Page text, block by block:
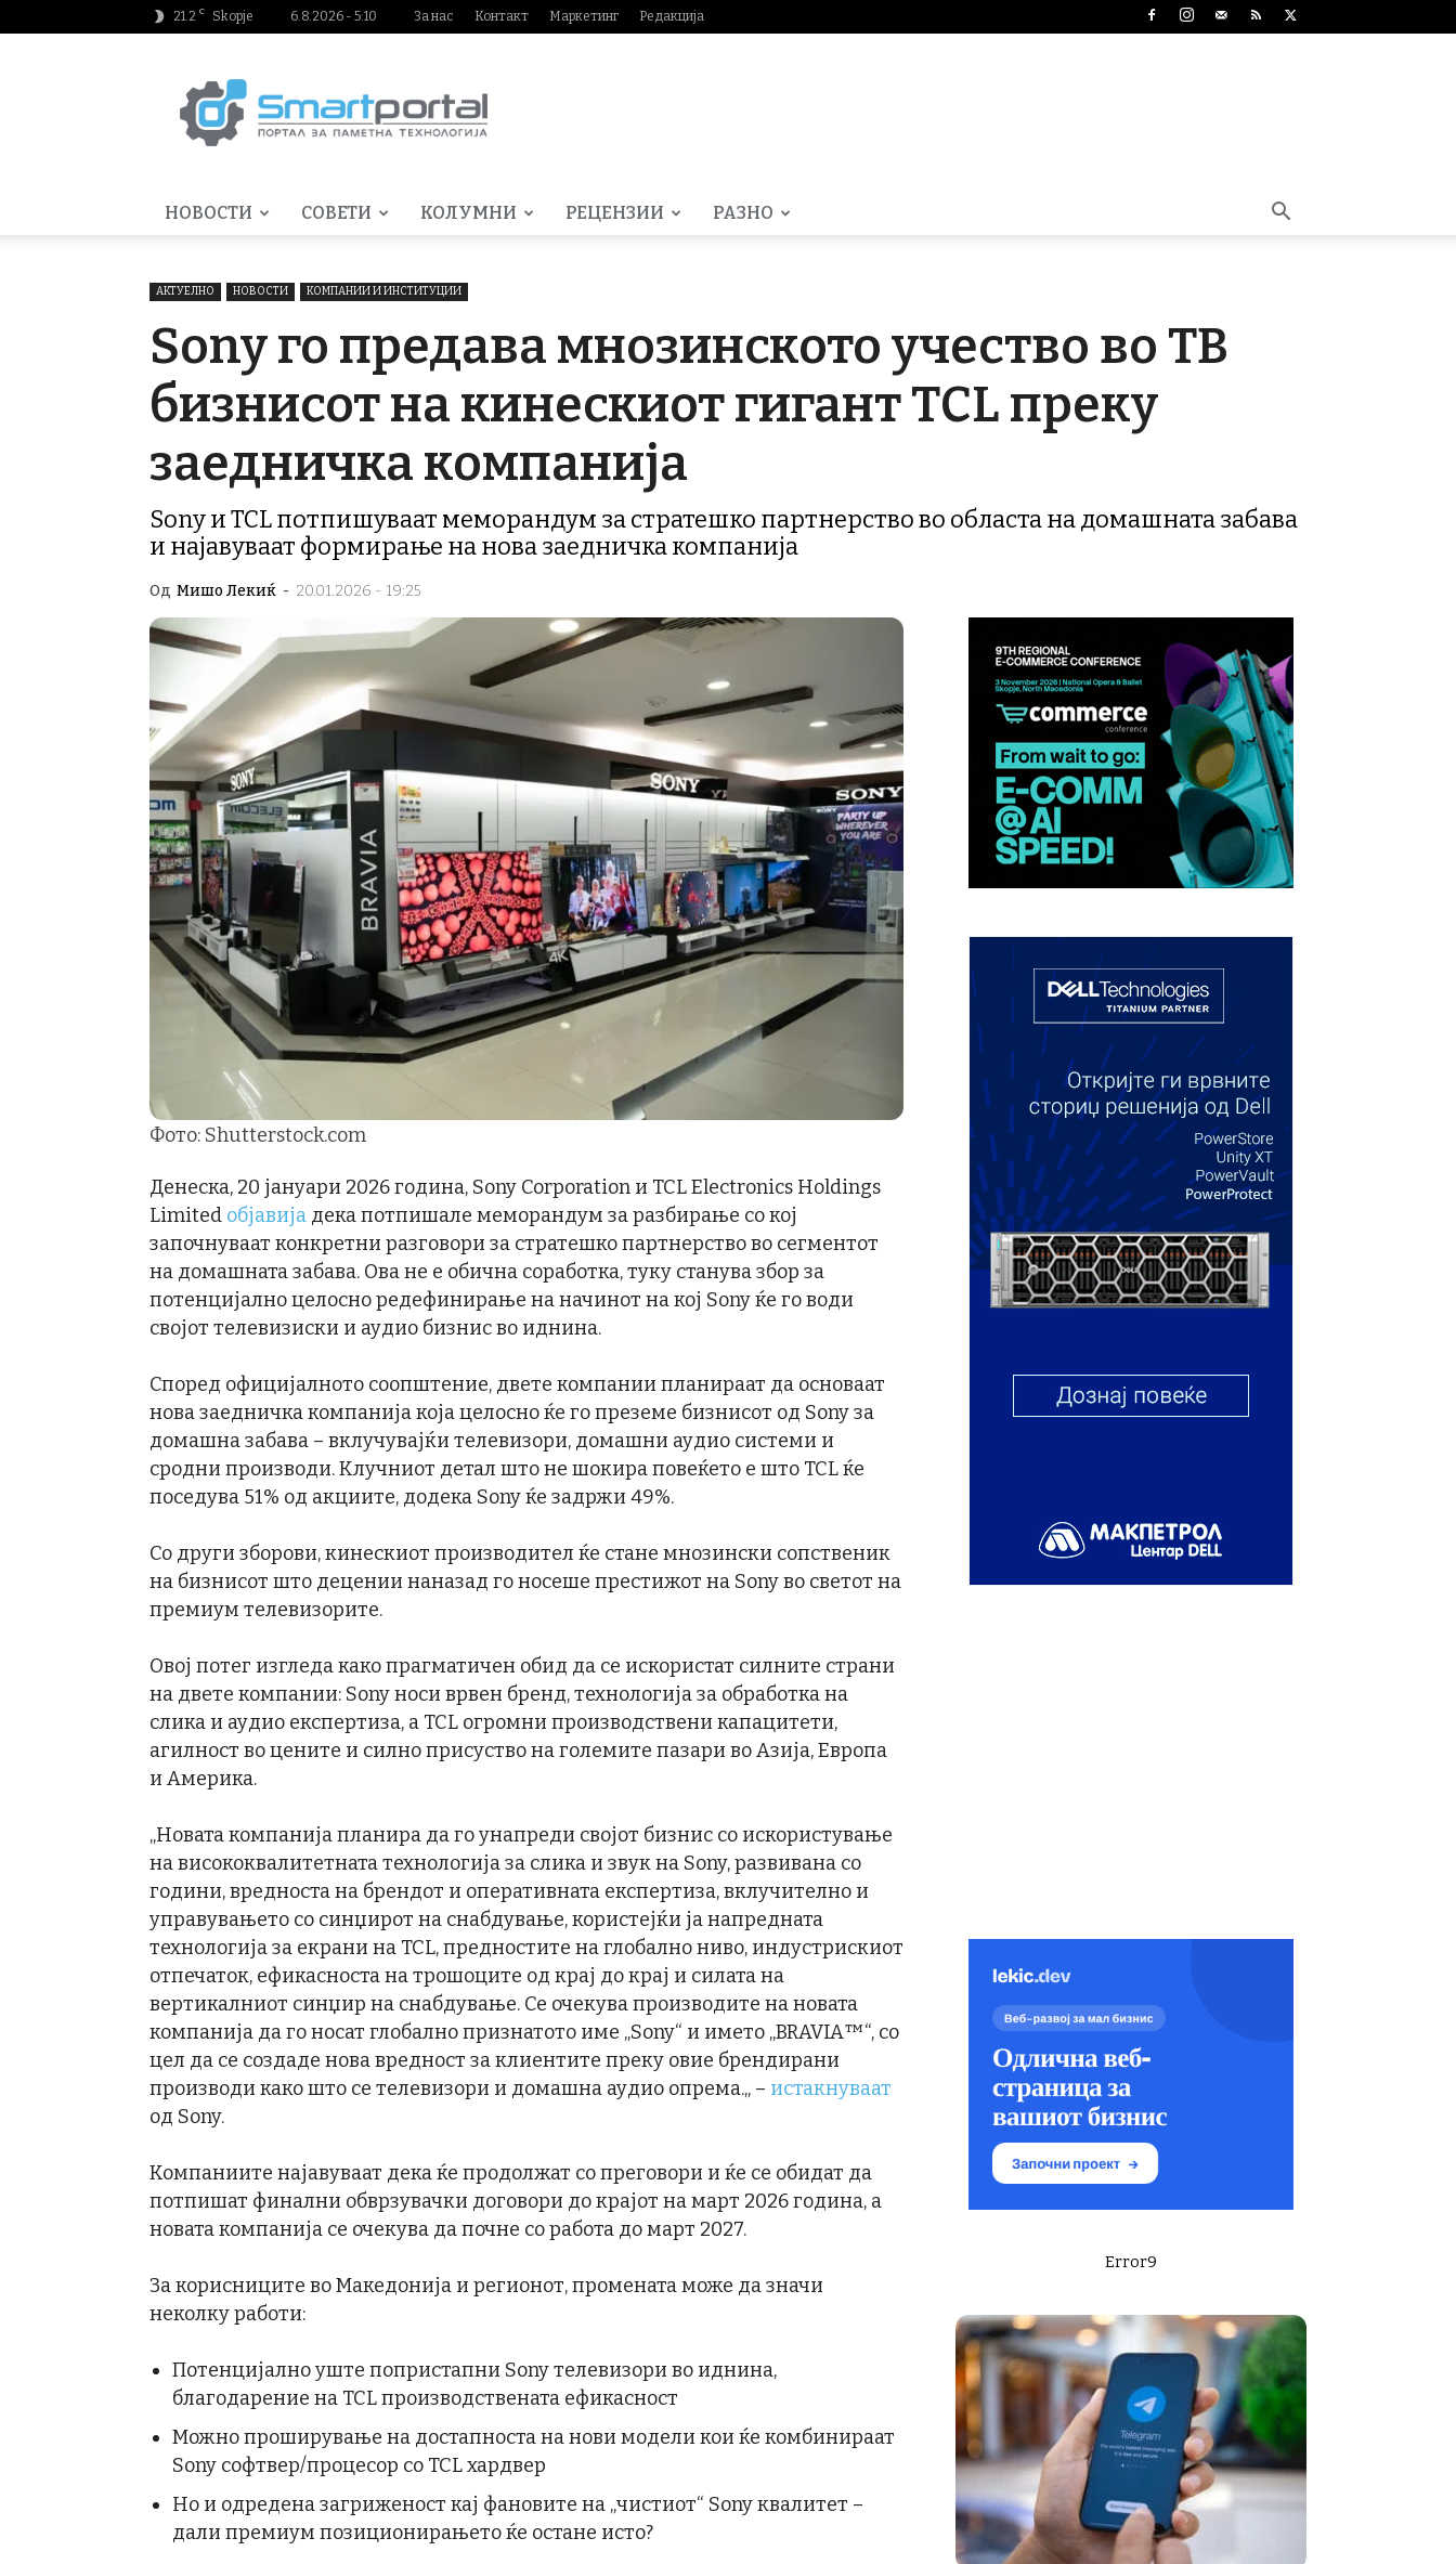
21.2 C Skopje 6.8.2026 - 5:10 За нас Контакт Маркетинг Редакција
НОВОСТИ СОВЕТИ КОЛУМНИ РЕЦЕНЗИИ РАЗНО
АКТУЕЛНО НОВОСТИ КОМПАНИИ И ИНСТИТУЦИИ
Sony го предава мнозинското учество во ТВ
бизнисот на кинескиот гигант TCL преку
заедничка компанија
Sony и TCL потпишуваат меморандум за стратешко партнерство во областа на домашната забава
и најавуваат формирање на нова заедничка компанија
Од Мишо Лекиќ - 20.01.2026 - 19:25
Фото: Shutterstock.com
Денеска, 20 јануари 2026 година, Sony Corporation и TCL Electronics Holdings
Limited објавија дека потпишале меморандум за разбирање со кој
започнуваат конкретни разговори за стратешко партнерство во сегментот
на домашната забава. Ова не е обична соработка, туку станува збор за
потенцијално целосно редефинирање на начинот на кој Sony ќе го води
својот телевизиски и аудио бизнис во иднина.
Според официјалното соопштение, двете компании планираат да основаат
нова заедничка компанија која целосно ќе го преземе бизнисот од Sony за
домашна забава – вклучувајќи телевизори, домашни аудио системи и
сродни производи. Клучниот детал што не шокира повеќето е што TCL ќе
поседува 51% од акциите, додека Sony ќе задржи 49%.
Со други зборови, кинескиот производител ќе стане мнозински сопственик
на бизнисот што децении наназад го носеше престижот на Sony во светот на
премиум телевизорите.
Овој потег изгледа како прагматичен обид да се искористат силните страни
на двете компании: Sony носи врвен бренд, технологија за обработка на
слика и аудио експертиза, а TCL огромни производствени капацитети,
агилност во цените и силно присуство на големите пазари во Азија, Европа
и Америка.
„Новата компанија планира да го унапреди својот бизнис со искористување
на висококвалитетната технологија за слика и звук на Sony, развивана со
години, вредноста на брендот и оперативната експертиза, вклучително и
управувањето со синџирот на снабдување, користејќи ја напредната
технологија за екрани на TCL, предностите на глобално ниво, индустрискиот
отпечаток, ефикасноста на трошоците од крај до крај и силата на
вертикалниот синџир на снабдување. Се очекува производите на новата
компанија да го носат глобално признатото име „Sony“ и името „BRAVIA™“, со
цел да се создаде нова вредност за клиентите преку овие брендирани
производи како што се телевизори и домашна аудио опрема.„ – истакнуваат
од Sony.
Компаниите најавуваат дека ќе продолжат со преговори и ќе се обидат да
потпишат финални обврзувачки договори до крајот на март 2026 година, а
новата компанија се очекува да почне со работа до март 2027.
За корисниците во Македонија и регионот, промената може да значи
неколку работи:
Потенцијално уште попристапни Sony телевизори во иднина,
благодарение на TCL производствената ефикасност
Можно проширување на достапноста на нови модели кои ќе комбинираат
Sony софтвер/процесор со TCL хардвер
Но и одредена загриженост кај фановите на „чистиот“ Sony квалитет –
дали премиум позиционирањето ќе остане исто?
Error9